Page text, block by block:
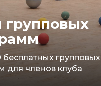
групповых
бесплатных групповых
для членов клуба